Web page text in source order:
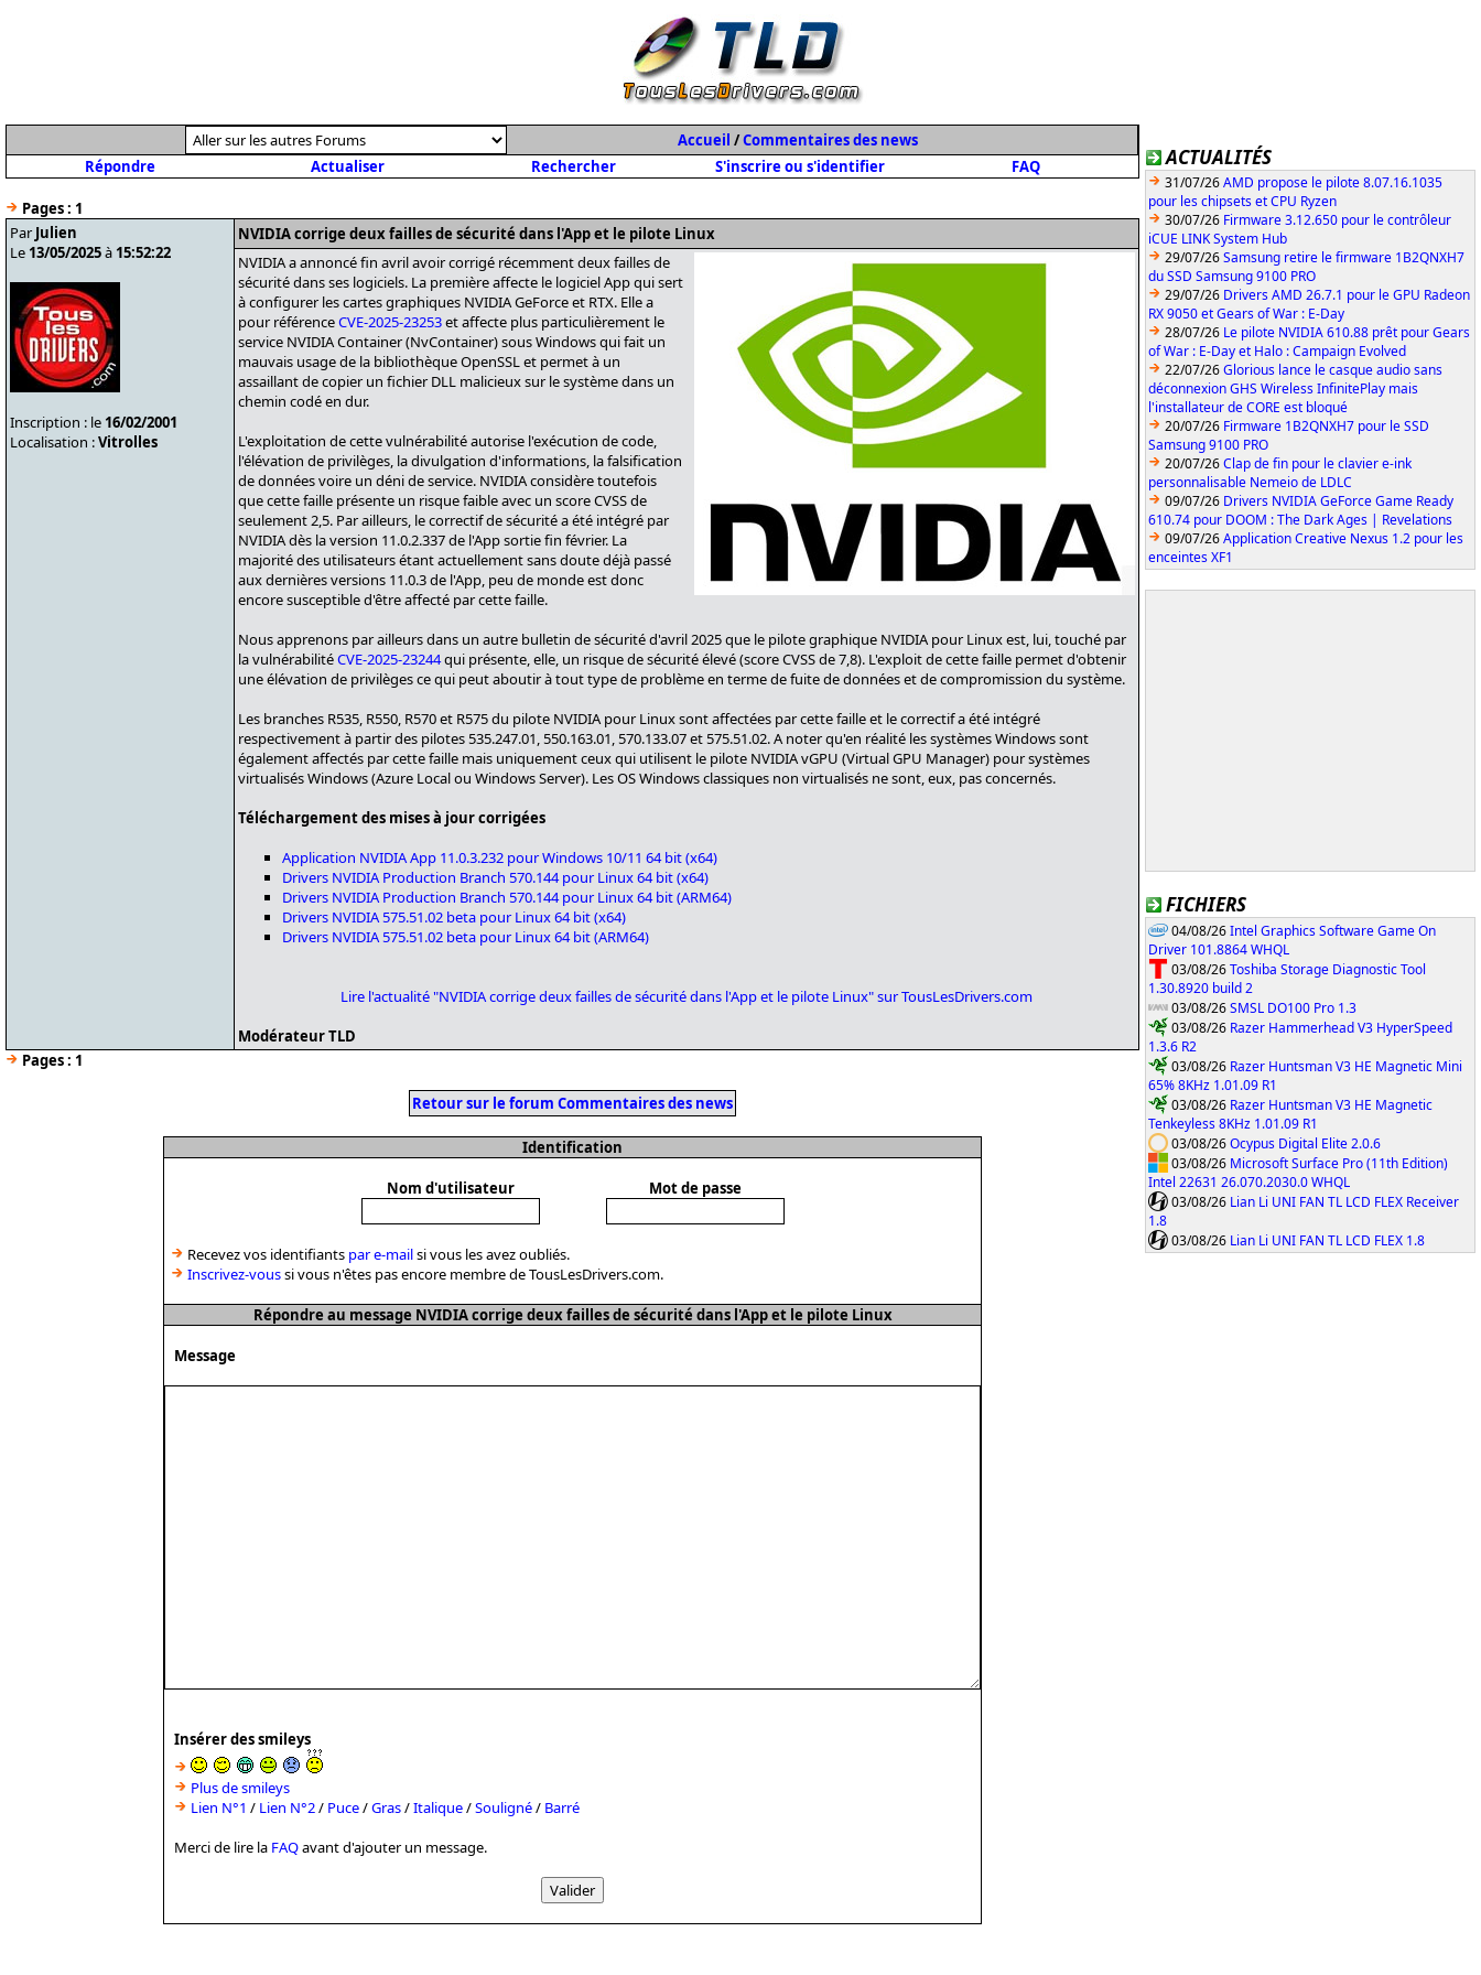
ACTUALITÉS
31/07/26AMD propose le pilote 8.07.16.1035
pour les chipsets et CPU Ryzen
30/07/26 Firmware 3.12.650 pour le contrôleur
iCUE LINK System Hub
29/07/26Samsung retire le firmware 1B2QNXH7
du SSD Samsung 9100 PRO
29/07/26 Drivers AMD 26.7.1 pour le GPU Radeon
RX 9050 et Gears of War : E-Day
28/07/26 Le pilote NVIDIA 610.88 prêt pour Gears
of War : E-Day et Halo : Campaign Evolved
22/07/26Glorious lance le casque audio sans
déconnexion GHS Wireless InfinitePlay mais
l'installateur de CORE est bloqué
20/07/26 Firmware 1B2QNXH7 pour le SSD
Samsung 9100 PRO
20/07/26Clap de fin pour le clavier e-ink
personnalisable Nemeio de LDLC
09/07/26 Drivers NVIDIA GeForce Game Ready
610.74 pour DOOM : The Dark Ages | Revelations
09/07/26Application Creative Nexus 1.2 pour les
enceintes XF1
FICHIERS
04/08/26Intel Graphics Software Game On
Driver 101.8864 WHQL
03/08/26Toshiba Storage Diagnostic Tool
1.30.8920 build 2
03/08/26SMSL DO100 Pro 1.3
03/08/26 Razer Hammerhead V3 HyperSpeed
1.3.6 R2
03/08/26 Razer Huntsman V3 HE Magnetic Mini
65% 8KHz 1.01.09 R1
03/08/26 Razer Huntsman V3 HE Magnetic
Tenkeyless 8KHz 1.01.09 R1
03/08/26Ocypus Digital Elite 2.0.6
03/08/26 Microsoft Surface Pro (11th Edition)
Intel 22631 26.070.2030.0 WHQL
03/08/26 Lian Li UNI FAN TL LCD FLEX Receiver
1.8
03/08/26 Lian Li UNI FAN TL LCD FLEX 1.8
Accueil /Commentaires des news
Répondre
Actualiser Rechercher S'inscrire ou s'identifier FAQ
Pages : 1
Par Julien
Le 13/05/2025à 15:52:22
Inscription : le 16/02/2001
Localisation :Vitrolles
NVIDIA corrige deux failles de sécurité dans l'App et le pilote Linux
NVIDIA a annoncé fin avril avoir corrigé récemment deux failles de
sécurité dans ses logiciels. La première affecte le logiciel App qui sert
à configurer les cartes graphiques NVIDIA GeForce et RTX. Elle a
pour référenceCVE-2025-23253et affecte plus particulièrement le
service NVIDIA Container (NvContainer) sous Windows qui fait un
mauvais usage de la bibliothèque OpenSSL et permet à un
assaillant de copier un fichier DLL malicieux sur le système dans un
chemin codé en dur.
L'exploitation de cette vulnérabilité autorise l'exécution de code,
l'élévation de privilèges, la divulgation d'informations, la falsification
de données voire un déni de service. NVIDIA considère toutefois
que cette faille présente un risque faible avec un score CVSS de
seulement 2,5. Par ailleurs, le correctif de sécurité a été intégré par
NVIDIA dès la version 11.0.2.337 de l'App sortie fin février. La
majorité des utilisateurs étant actuellement sans doute déjà passé
aux dernières versions 11.0.3 de l'App, peu de monde est donc
encore susceptible d'être affecté par cette faille.
Nous apprenons par ailleurs dans un autre bulletin de sécurité d'avril 2025 que le pilote graphique NVIDIA pour Linux est, lui, touché par
la vulnérabilitéCVE-2025-23244qui présente, elle, un risque de sécurité élevé (score CVSS de 7,8). L'exploit de cette faille permet d'obtenir
une élévation de privilèges ce qui peut aboutir à tout type de problème en terme de fuite de données et de compromission du système.
Les branches R535, R550, R570 et R575 du pilote NVIDIA pour Linux sont affectées par cette faille et le correctif a été intégré
respectivement à partir des pilotes 535.247.01, 550.163.01, 570.133.07 et 575.51.02. A noter qu'en réalité les systèmes Windows sont
également affectés par cette faille mais uniquement ceux qui utilisent le pilote NVIDIA vGPU (Virtual GPU Manager) pour systèmes
virtualisés Windows (Azure Local ou Windows Server). Les OS Windows classiques non virtualisés ne sont, eux, pas concernés.
Téléchargement des mises à jour corrigées
Application NVIDIA App 11.0.3.232 pour Windows 10/11 64 bit (x64)
Drivers NVIDIA Production Branch 570.144 pour Linux 64 bit (x64)
Drivers NVIDIA Production Branch 570.144 pour Linux 64 bit (ARM64)
Drivers NVIDIA 575.51.02 beta pour Linux 64 bit (x64)
Drivers NVIDIA 575.51.02 beta pour Linux 64 bit (ARM64)
Lire l'actualité "NVIDIA corrige deux failles de sécurité dans l'App et le pilote Linux" sur TousLesDrivers.com
Modérateur TLD
Pages : 1
Retour sur le forum Commentaires des news
Identification
Nom d'utilisateur Mot de passe
Recevez vos identifiants par e-mailsi vous les avez oubliés.
Inscrivez-voussi vous n'êtes pas encore membre de TousLesDrivers.com.
Répondre au message NVIDIA corrige deux failles de sécurité dans l'App et le pilote Linux
Message
Insérer des smileys
Plus de smileys
Lien N°1 / Lien N°2/ Puce/Gras/Italique/Souligné/ Barré
Merci de lire la FAQavant d'ajouter un message.